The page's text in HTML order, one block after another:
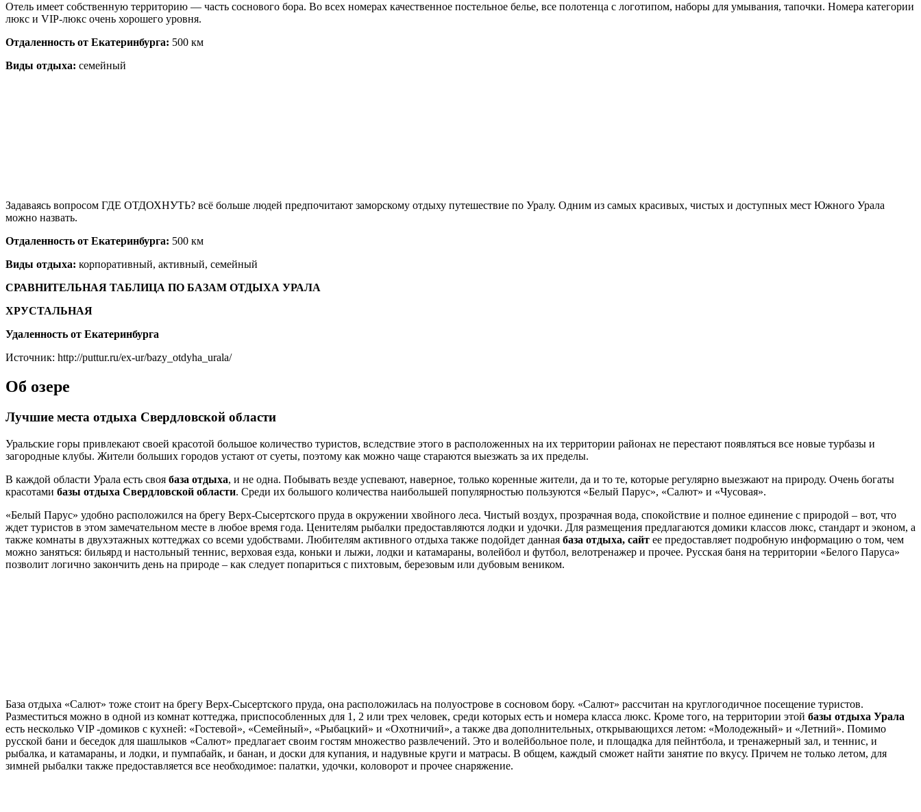
Отель имеет собственную территорию — часть соснового бора. Во всех номерах качественное постельное белье, все полотенца с логотипом, наборы для умывания, тапочки. Номера категории
люкс и VIP-люкс очень хорошего уровня.
Отдаленность от Екатеринбурга: 500 км
Виды отдыха: семейный
Задаваясь вопросом ГДЕ ОТДОХНУТЬ? всё больше людей предпочитают заморскому отдыху путешествие по Уралу. Одним из самых красивых, чистых и доступных мест Южного Урала
можно назвать.
Отдаленность от Екатеринбурга: 500 км
Виды отдыха: корпоративный, активный, семейный
СРАВНИТЕЛЬНАЯ ТАБЛИЦА ПО БАЗАМ ОТДЫХА УРАЛА
ХРУСТАЛЬНАЯ
Удаленность от Екатеринбурга
Источник: http://puttur.ru/ex-ur/bazy_otdyha_urala/
Об озере
Лучшие места отдыха Свердловской области
Уральские горы привлекают своей красотой большое количество туристов, вследствие этого в расположенных на их территории районах не перестают появляться все новые турбазы и
загородные клубы. Жители больших городов устают от суеты, поэтому как можно чаще стараются выезжать за их пределы.
В каждой области Урала есть своя база отдыха, и не одна. Побывать везде успевают, наверное, только коренные жители, да и то те, которые регулярно выезжают на природу. Очень богаты
красотами базы отдыха Свердловской области. Среди их большого количества наибольшей популярностью пользуются «Белый Парус», «Салют» и «Чусовая».
«Белый Парус» удобно расположился на брегу Верх-Сысертского пруда в окружении хвойного леса. Чистый воздух, прозрачная вода, спокойствие и полное единение с природой – вот, что
ждет туристов в этом замечательном месте в любое время года. Ценителям рыбалки предоставляются лодки и удочки. Для размещения предлагаются домики классов люкс, стандарт и эконом, а
также комнаты в двухэтажных коттеджах со всеми удобствами. Любителям активного отдыха также подойдет данная база отдыха, сайт ее предоставляет подробную информацию о том, чем
можно заняться: бильярд и настольный теннис, верховая езда, коньки и лыжи, лодки и катамараны, волейбол и футбол, велотренажер и прочее. Русская баня на территории «Белого Паруса»
позволит логично закончить день на природе – как следует попариться с пихтовым, березовым или дубовым веником.
База отдыха «Салют» тоже стоит на брегу Верх-Сысертского пруда, она расположилась на полуострове в сосновом бору. «Салют» рассчитан на круглогодичное посещение туристов.
Разместиться можно в одной из комнат коттеджа, приспособленных для 1, 2 или трех человек, среди которых есть и номера класса люкс. Кроме того, на территории этой базы отдыха Урала
есть несколько VIP -домиков с кухней: «Гостевой», «Семейный», «Рыбацкий» и «Охотничий», а также два дополнительных, открывающихся летом: «Молодежный» и «Летний». Помимо
русской бани и беседок для шашлыков «Салют» предлагает своим гостям множество развлечений. Это и волейбольное поле, и площадка для пейнтбола, и тренажерный зал, и теннис, и
рыбалка, и катамараны, и лодки, и пумпабайк, и банан, и доски для купания, и надувные круги и матрасы. В общем, каждый сможет найти занятие по вкусу. Причем не только летом, для
зимней рыбалки также предоставляется все необходимое: палатки, удочки, коловорот и прочее снаряжение.